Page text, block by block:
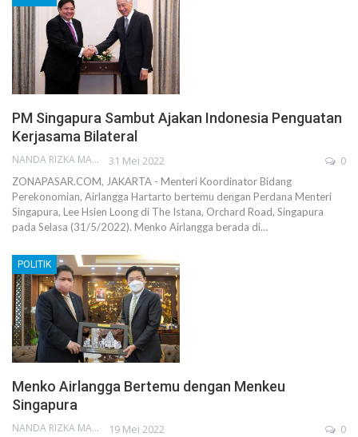
PM Singapura Sambut Ajakan Indonesia Penguatan
Kerjasama Bilateral
NANDA RIZKA MAHENDRA 31 Mei 2022 0
ZONAPASAR.COM, JAKARTA - Menteri Koordinator Bidang
Perekonomian, Airlangga Hartarto bertemu dengan Perdana Menteri
Singapura, Lee Hsien Loong di The Istana, Orchard Road, Singapura
pada Selasa (31/5/2022). Menko Airlangga berada di…
POLITIK
Menko Airlangga Bertemu dengan Menkeu
Singapura
NANDA RIZKA MAHENDRA 19 Mei 2022 0